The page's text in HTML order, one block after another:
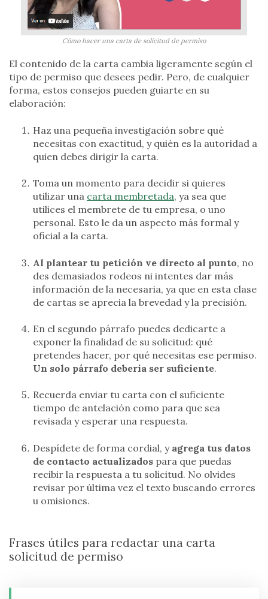
Cómo hacer una carta de solicitud de permiso
El contenido de la carta cambia ligeramente según el
tipo de permiso que desees pedir. Pero, de cualquier
forma, estos consejos pueden guiarte en su
elaboración:
Haz una pequeña investigación sobre qué
necesitas con exactitud, y quién es la autoridad a
quien debes dirigir la carta.
Toma un momento para decidir si quieres
utilizar una carta membretada, ya sea que
utilices el membrete de tu empresa, o uno
personal. Esto le da un aspecto más formal y
oficial a la carta.
Al plantear tu petición ve directo al punto, no
des demasiados rodeos ni intentes dar más
información de la necesaria, ya que en esta clase
de cartas se aprecia la brevedad y la precisión.
En el segundo párrafo puedes dedicarte a
exponer la finalidad de su solicitud: qué
pretendes hacer, por qué necesitas ese permiso.
Un solo párrafo debería ser suficiente.
Recuerda enviar tu carta con el suficiente
tiempo de antelación como para que sea
revisada y esperar una respuesta.
Despídete de forma cordial, y agrega tus datos
de contacto actualizados para que puedas
recibir la respuesta a tu solicitud. No olvides
revisar por última vez el texto buscando errores
u omisiones.
Frases útiles para redactar una carta
solicitud de permiso